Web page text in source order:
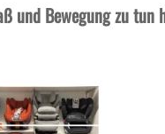
und Bewegung zu tun